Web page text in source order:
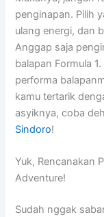
penginapan. Pilih
ulang energi, dan
Anggap saja
balapan Formula
performa
kamu tertarik
asyiknya, coba
Sindoro!
Yuk, Rencanakan
Adventure!
Sudah nggak